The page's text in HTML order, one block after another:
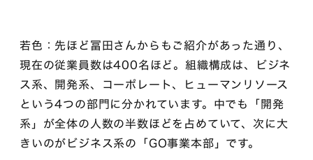
若色：先ほど冨田さんからもご紹介があった通り、
現在の従業員数は400名ほど。組織構成は、ビジネ
ス系、開発系、コーポレート、ヒューマンリソース
という4つの部門に分かれています。中でも「開発
系」が全体の人数の半数ほどを占めていて、次に大
きいのがビジネス系の「GO事業本部」です。